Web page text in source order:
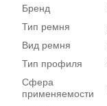
Бренд
Тип ремня
Вид ремня
Тип профиля
Сфера
применяемости